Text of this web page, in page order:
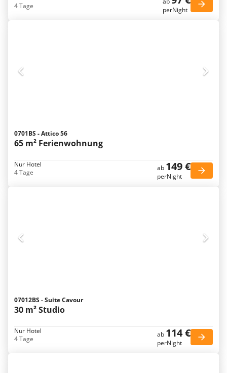
4 Tage
perNight
0701BS - Attico 56
65 m² Ferienwohnung
Nur Hotel
4 Tage
ab 149 €
perNight
07012BS - Suite Cavour
30 m² Studio
Nur Hotel
4 Tage
ab 114 €
perNight